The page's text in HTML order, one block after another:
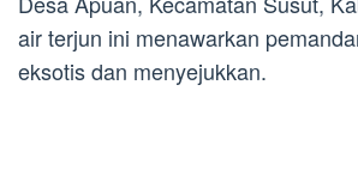
air terjun ini menawarkan
eksotis dan menyejukkan.